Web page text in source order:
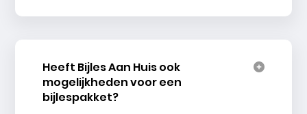
Heeft Bijles Aan Huis ook
mogelijkheden voor een
bijlespakket?